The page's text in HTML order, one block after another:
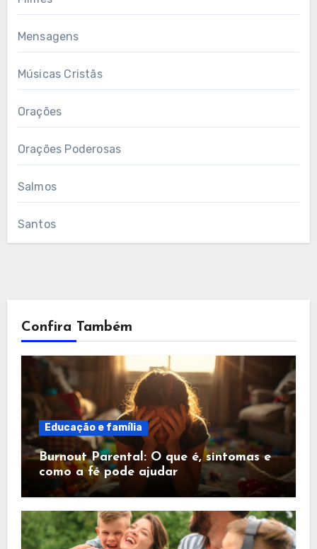
Mensagens
Músicas Cristãs
Orações
Orações Poderosas
Salmos
Santos
Confira Também
Educação e família
Burnout Parental: O que é, sintomas e
como a fé pode ajudar